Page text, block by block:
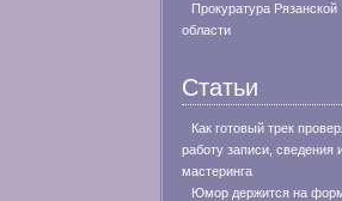
Прокуратура Рязанской
области
Статьи
Как готовый трек
работу записи, сведения
мастеринга
Юмор держится на